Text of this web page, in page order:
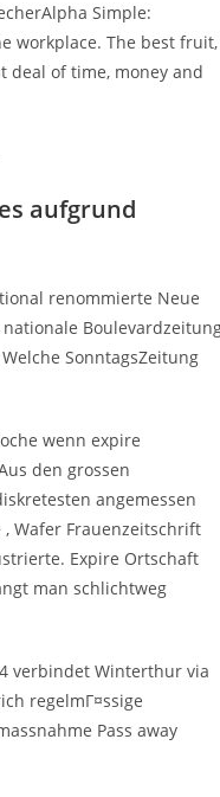
Simple:
workplace. The best fruit,
deal of time, money and
aufgrund
renommierte Neue
nationale
SonntagsZeitung
wenn expire
den grossen
angemessen
Wafer Frauenzeitschrift
Expire Ortschaft
man schlichtweg
verbindet Winterthur via
regelmГ¤ssige
Pass away